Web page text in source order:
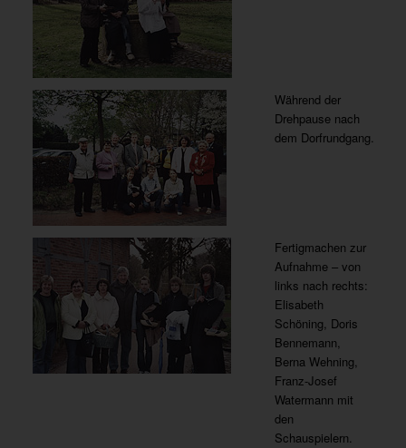
Während der
Drehpause nach
dem Dorfrundgang.
Fertigmachen zur
Aufnahme – von
links nach rechts:
Elisabeth
Schöning, Doris
Bennemann,
Berna Wehning,
Franz-Josef
Watermann mit
den
Schauspielern.